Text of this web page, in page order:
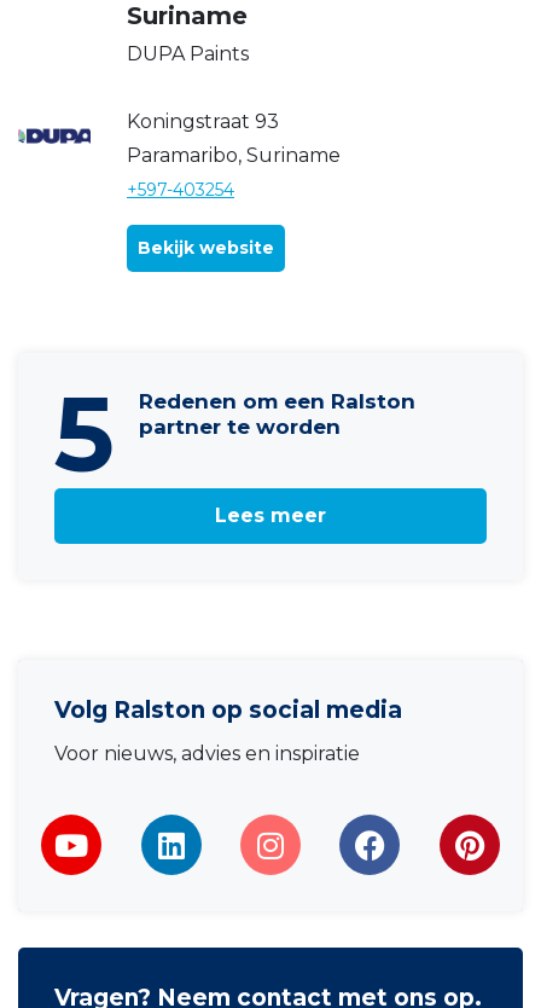
Suriname
DUPA Paints
Koningstraat 93
Paramaribo, Suriname
+597-403254
Bekijk website
Redenen om een Ralston
partner te worden
5
Lees meer
Volg Ralston op social media
Voor nieuws, advies en inspiratie
Vragen? Neem contact met ons op.